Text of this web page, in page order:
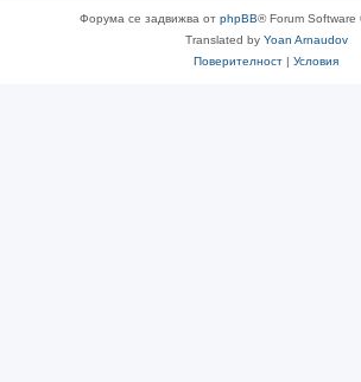
Форума се задвижва от phpBB® Forum Software
Translated by Yoan Arnaudov
Поверителност | Условия